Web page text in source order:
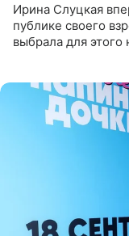
Ирина Слуцкая
публике своего
выбрала для